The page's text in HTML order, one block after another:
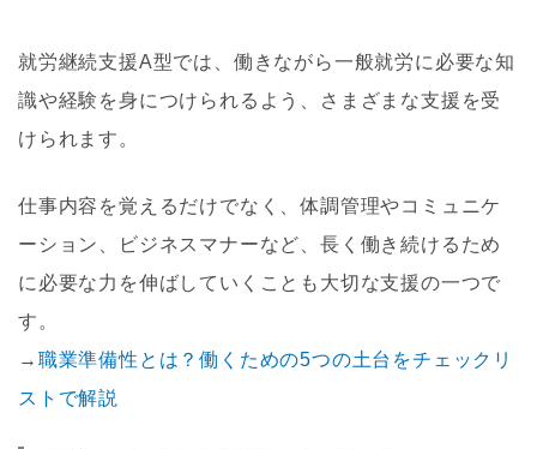
就労継続支援A型では、働きながら一般就労に必要な知
識や経験を身につけられるよう、さまざまな支援を受
けられます。
仕事内容を覚えるだけでなく、体調管理やコミュニケ
ーション、ビジネスマナーなど、長く働き続けるため
に必要な力を伸ばしていくことも大切な支援の一つで
す。
→ 職業準備性とは？働くための5つの土台をチェックリ
ストで解説